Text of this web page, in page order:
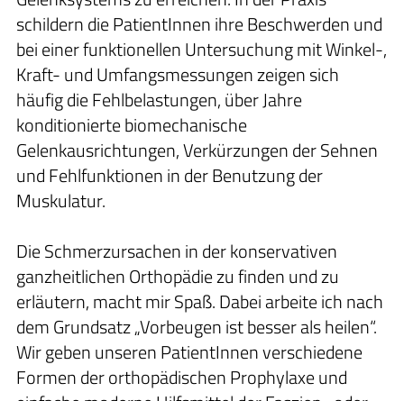
schildern die PatientInnen ihre Beschwerden und
bei einer funktionellen Untersuchung mit Winkel-,
Kraft- und Umfangsmessungen zeigen sich
häufig die Fehlbelastungen, über Jahre
konditionierte biomechanische
Gelenkausrichtungen, Verkürzungen der Sehnen
und Fehlfunktionen in der Benutzung der
Muskulatur.
Die Schmerzursachen in der konservativen
ganzheitlichen Orthopädie zu finden und zu
erläutern, macht mir Spaß. Dabei arbeite ich nach
dem Grundsatz „Vorbeugen ist besser als heilen“.
Wir geben unseren PatientInnen verschiedene
Formen der orthopädischen Prophylaxe und